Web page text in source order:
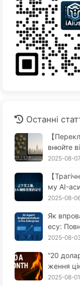
Останні
【
внюйте
и запису,
2025-08-07
【
му AI-
личезні
приріст
чимося
2025-08-
Як
есу:
ивчайте
2025-08-
“20
ження
AI — це
2025-08-01